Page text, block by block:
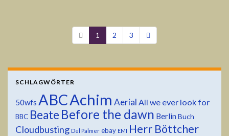
1 2 3
SCHLAGWÖRTER
50wfs ABCAchim Aerial All we ever look for
BBC Beate Before the dawn Berlin Buch
Cloudbusting Del Palmer ebay EMI Herr Böttcher